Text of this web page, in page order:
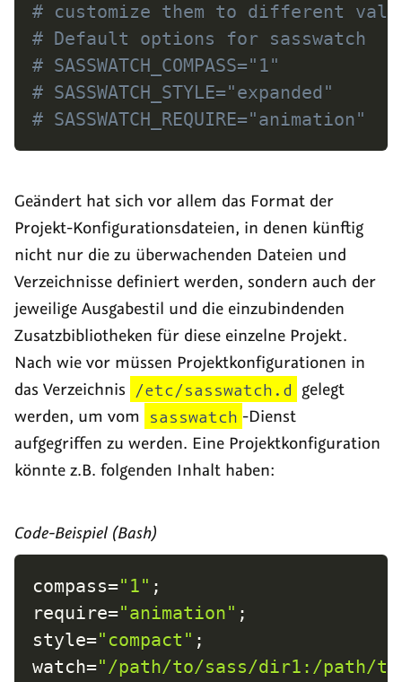
# customize them to different
# Default options for sasswatch
# SASSWATCH_COMPASS="1"
# SASSWATCH_STYLE="expanded"
# SASSWATCH_REQUIRE="animation"
Geändert hat sich vor allem das Format der
Projekt-Konfigurationsdateien, in denen künftig
nicht nur die zu überwachenden Dateien und
Verzeichnisse definiert werden, sondern auch der
jeweilige Ausgabestil und die einzubindenden
Zusatzbibliotheken für diese einzelne Projekt.
Nach wie vor müssen Projektkonfigurationen in
das Verzeichnis /etc/sasswatch.d gelegt
werden, um vom sasswatch -Dienst
aufgegriffen zu werden. Eine Projektkonfiguration
könnte z.B. folgenden Inhalt haben:
Code-Beispiel (Bash)
compass="1" ;
require="animation" ;
style="compact" ;
watch="/path/to/sass/dir1:/path/